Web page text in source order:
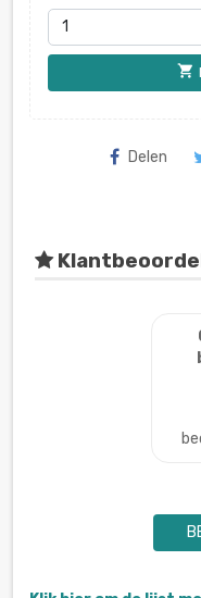
shopping_cart
Delen